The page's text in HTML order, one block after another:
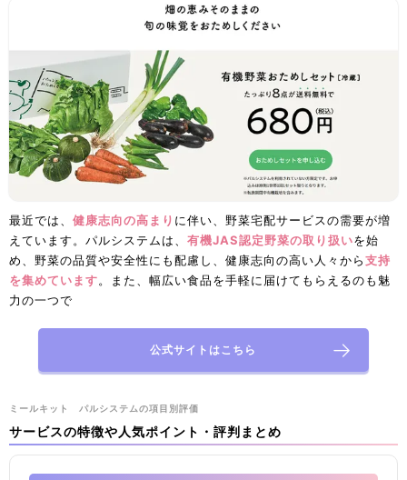
最近では、 健康志向の高まり に伴い、野菜宅配サービスの需要が増
えています。パルシステムは、 有機JAS認定野菜の取り扱いを始
め、野菜の品質や安全性にも配慮し、健康志向の高い人々から支持
を集めています。また、幅広い食品を手軽に届けてもらえるのも魅
力の一つで
公式サイトはこちら
ミールキット パルシステムの項目別評価
サービスの特徴や人気ポイント・評判まとめ